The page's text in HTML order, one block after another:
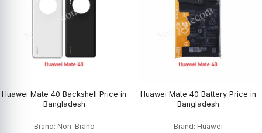
Huawei Mate 40 Backshell Price in
Bangladesh
Brand: Non-Brand
Huawei Mate 40 Battery Price in
Bangladesh
Brand: Huawei